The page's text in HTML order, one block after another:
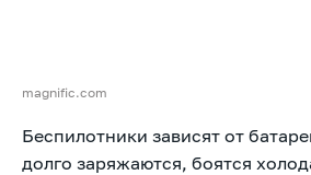
magnific.com
Беспилотники зависят от
долго заряжаются, боятся